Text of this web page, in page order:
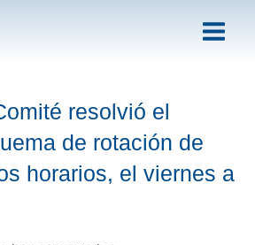
resolvió el
de rotación de
horarios, el viernes a